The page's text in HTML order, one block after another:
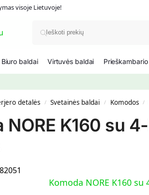
visoje Lietuvoje!
Biuro baldai Virtuvės baldai
detalės / Svetainės baldai / Komodos /
NORE K160 su
82051